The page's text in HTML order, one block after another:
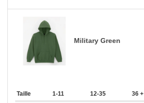
Military Green
Taille 1-11 12-35 36 +